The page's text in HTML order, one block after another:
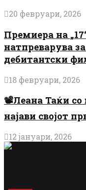
20 февруари, 2026
Премиера на
натпреварува
дебитантски
18 февруари, 2026
📽️Леана Таќи со
најави својот
12 јануари, 2026